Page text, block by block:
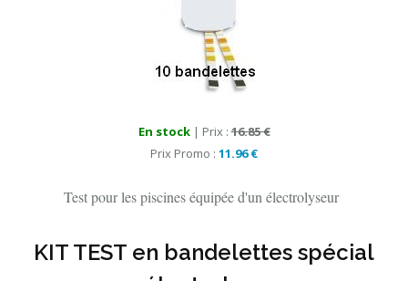
En stock| Prix :16.85 €
Prix Promo : 11.96 €
Test pour les piscines équipée d'un électrolyseur
KIT TEST en bandelettes spécial